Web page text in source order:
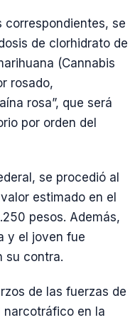
correspondientes, se
de clorhidrato de
(Cannabis
rosado,
rosa”, que será
por orden del
se procedió al
estimado en el
pesos. Además,
y el joven fue
su contra.
de las fuerzas de
narcotráfico en la